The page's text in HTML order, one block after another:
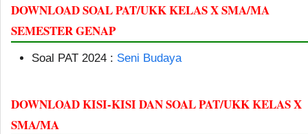
DOWNLOAD SOAL PAT/UKK KELAS X SMA/MA
SEMESTER GENAP
Soal PAT 2024 : Seni Budaya
DOWNLOAD KISI-KISI DAN SOAL PAT/UKK KELAS X
SMA/MA